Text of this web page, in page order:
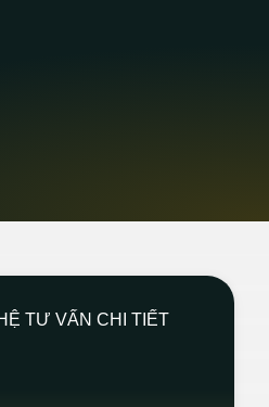
TƯ VẤN CHI TIẾT